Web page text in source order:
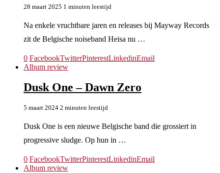
28 maart 2025 1 minuten leestijd
Na enkele vruchtbare jaren en releases bij Mayway Records
zit de Belgische noiseband Heisa nu …
0 FacebookTwitterPinterestLinkedinEmail
Album review
Dusk One – Dawn Zero
5 maart 2024 2 minuten leestijd
Dusk One is een nieuwe Belgische band die grossiert in
progressive sludge. Op hun in …
0 FacebookTwitterPinterestLinkedinEmail
Album review